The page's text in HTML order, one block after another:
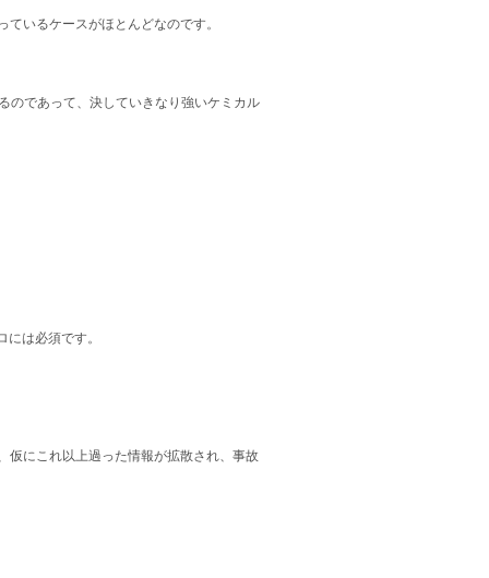
いるケースがほとんどなのです。
のであって、決していきなり強いケミカル
は必須です。
仮にこれ以上過った情報が拡散され、事故